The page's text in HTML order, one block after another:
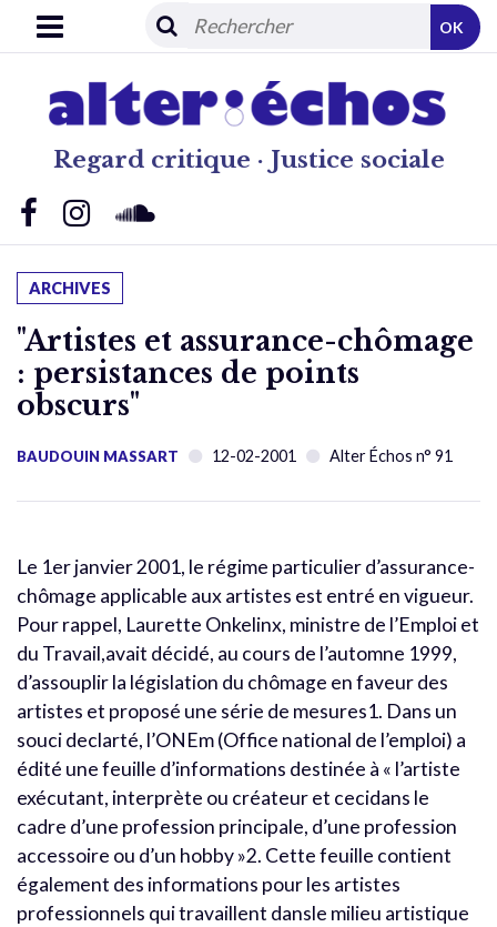
Regard critique · Justice sociale
OK
ARCHIVES
"Artistes et assurance-chômage
: persistances de points
obscurs"
BAUDOUIN MASSART 12-02-2001 Alter Échos n° 91
Le 1er janvier 2001, le régime particulier d’assurance-
chômage applicable aux artistes est entré en vigueur.
Pour rappel, Laurette Onkelinx, ministre de l’Emploi et
du Travail,avait décidé, au cours de l’automne 1999,
d’assouplir la législation du chômage en faveur des
artistes et proposé une série de mesures1. Dans un
souci declarté, l’ONEm (Office national de l’emploi) a
édité une feuille d’informations destinée à « l’artiste
exécutant, interprète ou créateur et cecidans le
cadre d’une profession principale, d’une profession
accessoire ou d’un hobby »2. Cette feuille contient
également des informations pour les artistes
professionnels qui travaillent dansle milieu artistique